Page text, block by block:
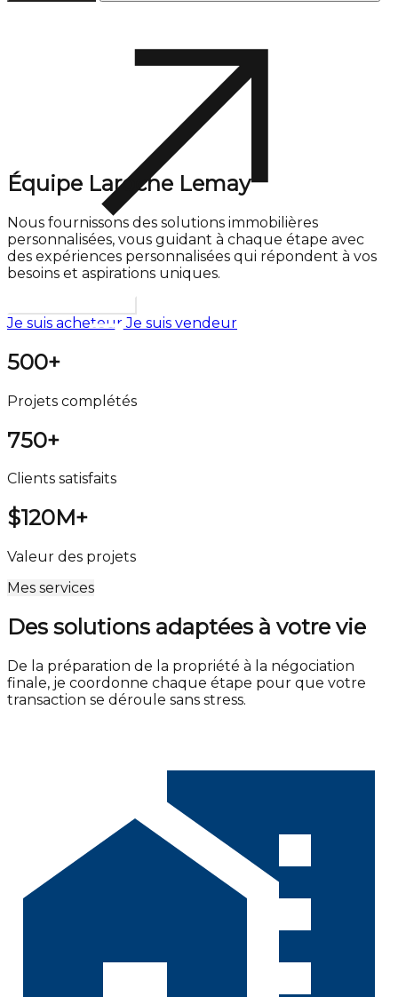
Équipe Laroche Lemay
Nous fournissons des solutions immobilières
personnalisées, vous guidant à chaque étape avec
des expériences personnalisées qui répondent à vos
besoins et aspirations uniques.
Je suis acheteurJe suis vendeur
500+
Projets complétés
750+
Clients satisfaits
$120M+
Valeur des projets
Mes services
Des solutions adaptées à votre vie
De la préparation de la propriété à la négociation
finale, je coordonne chaque étape pour que votre
transaction se déroule sans stress.